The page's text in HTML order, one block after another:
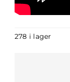
278 i lager